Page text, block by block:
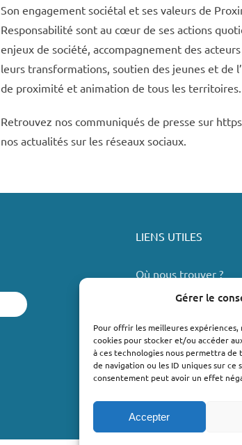
Gérer le
Pour offrir les meilleures
cookies pour stocker et/ou accéder
à ces technologies nous permettra
de navigation ou les ID uniques sur
consentement peut avoir un effet
Accepter
Son engagement sociétal et ses valeurs de
Responsabilité sont au cœur de ses actions
enjeux de société, accompagnement des
leurs transformations, soutien des jeunes et de
de proximité et animation de tous les territoires.
Retrouvez nos communiqués de presse sur
nos actualités sur les réseaux sociaux.
LIENS UTILES
Où nous trouver ?
Valréas
Le Teil
Lachapelle-sous-